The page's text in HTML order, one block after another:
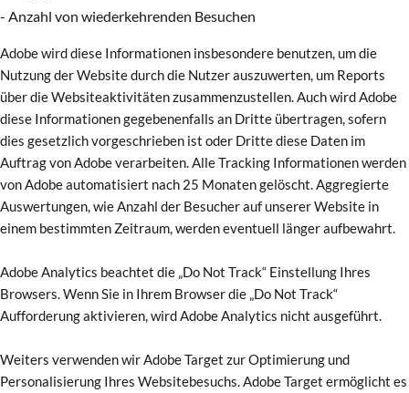
- Anzahl von wiederkehrenden Besuchen
Adobe wird diese Informationen insbesondere benutzen, um die
Nutzung der Website durch die Nutzer auszuwerten, um Reports
über die Websiteaktivitäten zusammenzustellen. Auch wird Adobe
diese Informationen gegebenenfalls an Dritte übertragen, sofern
dies gesetzlich vorgeschrieben ist oder Dritte diese Daten im
Auftrag von Adobe verarbeiten. Alle Tracking Informationen werden
von Adobe automatisiert nach 25 Monaten gelöscht. Aggregierte
Auswertungen, wie Anzahl der Besucher auf unserer Website in
einem bestimmten Zeitraum, werden eventuell länger aufbewahrt.
Adobe Analytics beachtet die „Do Not Track“ Einstellung Ihres
Browsers. Wenn Sie in Ihrem Browser die „Do Not Track“
Aufforderung aktivieren, wird Adobe Analytics nicht ausgeführt.
Weiters verwenden wir Adobe Target zur Optimierung und
Personalisierung Ihres Websitebesuchs. Adobe Target ermöglicht es